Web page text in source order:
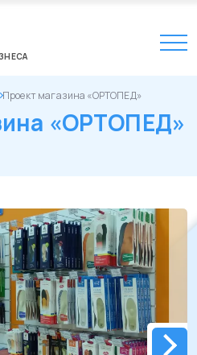
Проект магазина «ОРТОПЕД»
«ОРТОПЕД»